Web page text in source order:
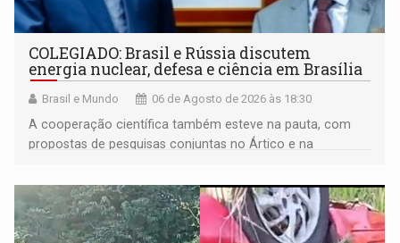
COLEGIADO: Brasil e Rússia discutem
energia nuclear, defesa e ciência em Brasília
Brasil e Mundo 06 de Agosto de 2026 às 18:30
A cooperação científica também esteve na pauta, com
propostas de pesquisas conjuntas no Ártico e na